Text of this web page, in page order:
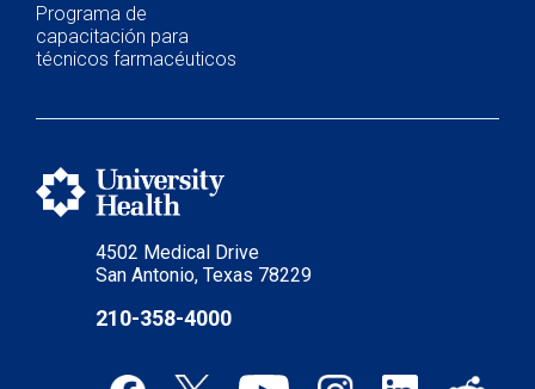
4502 Medical Drive
San Antonio, Texas 78229
210-358-4000
Programa de
capacitación para
técnicos farmacéuticos